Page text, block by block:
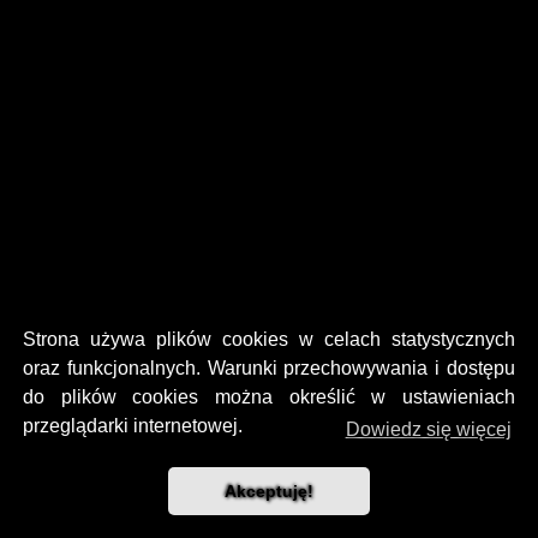
Strona używa plików cookies w celach statystycznych
oraz funkcjonalnych. Warunki przechowywania i dostępu
do plików cookies można określić w ustawieniach
przeglądarki internetowej.
Dowiedz się więcej
Akceptuję!